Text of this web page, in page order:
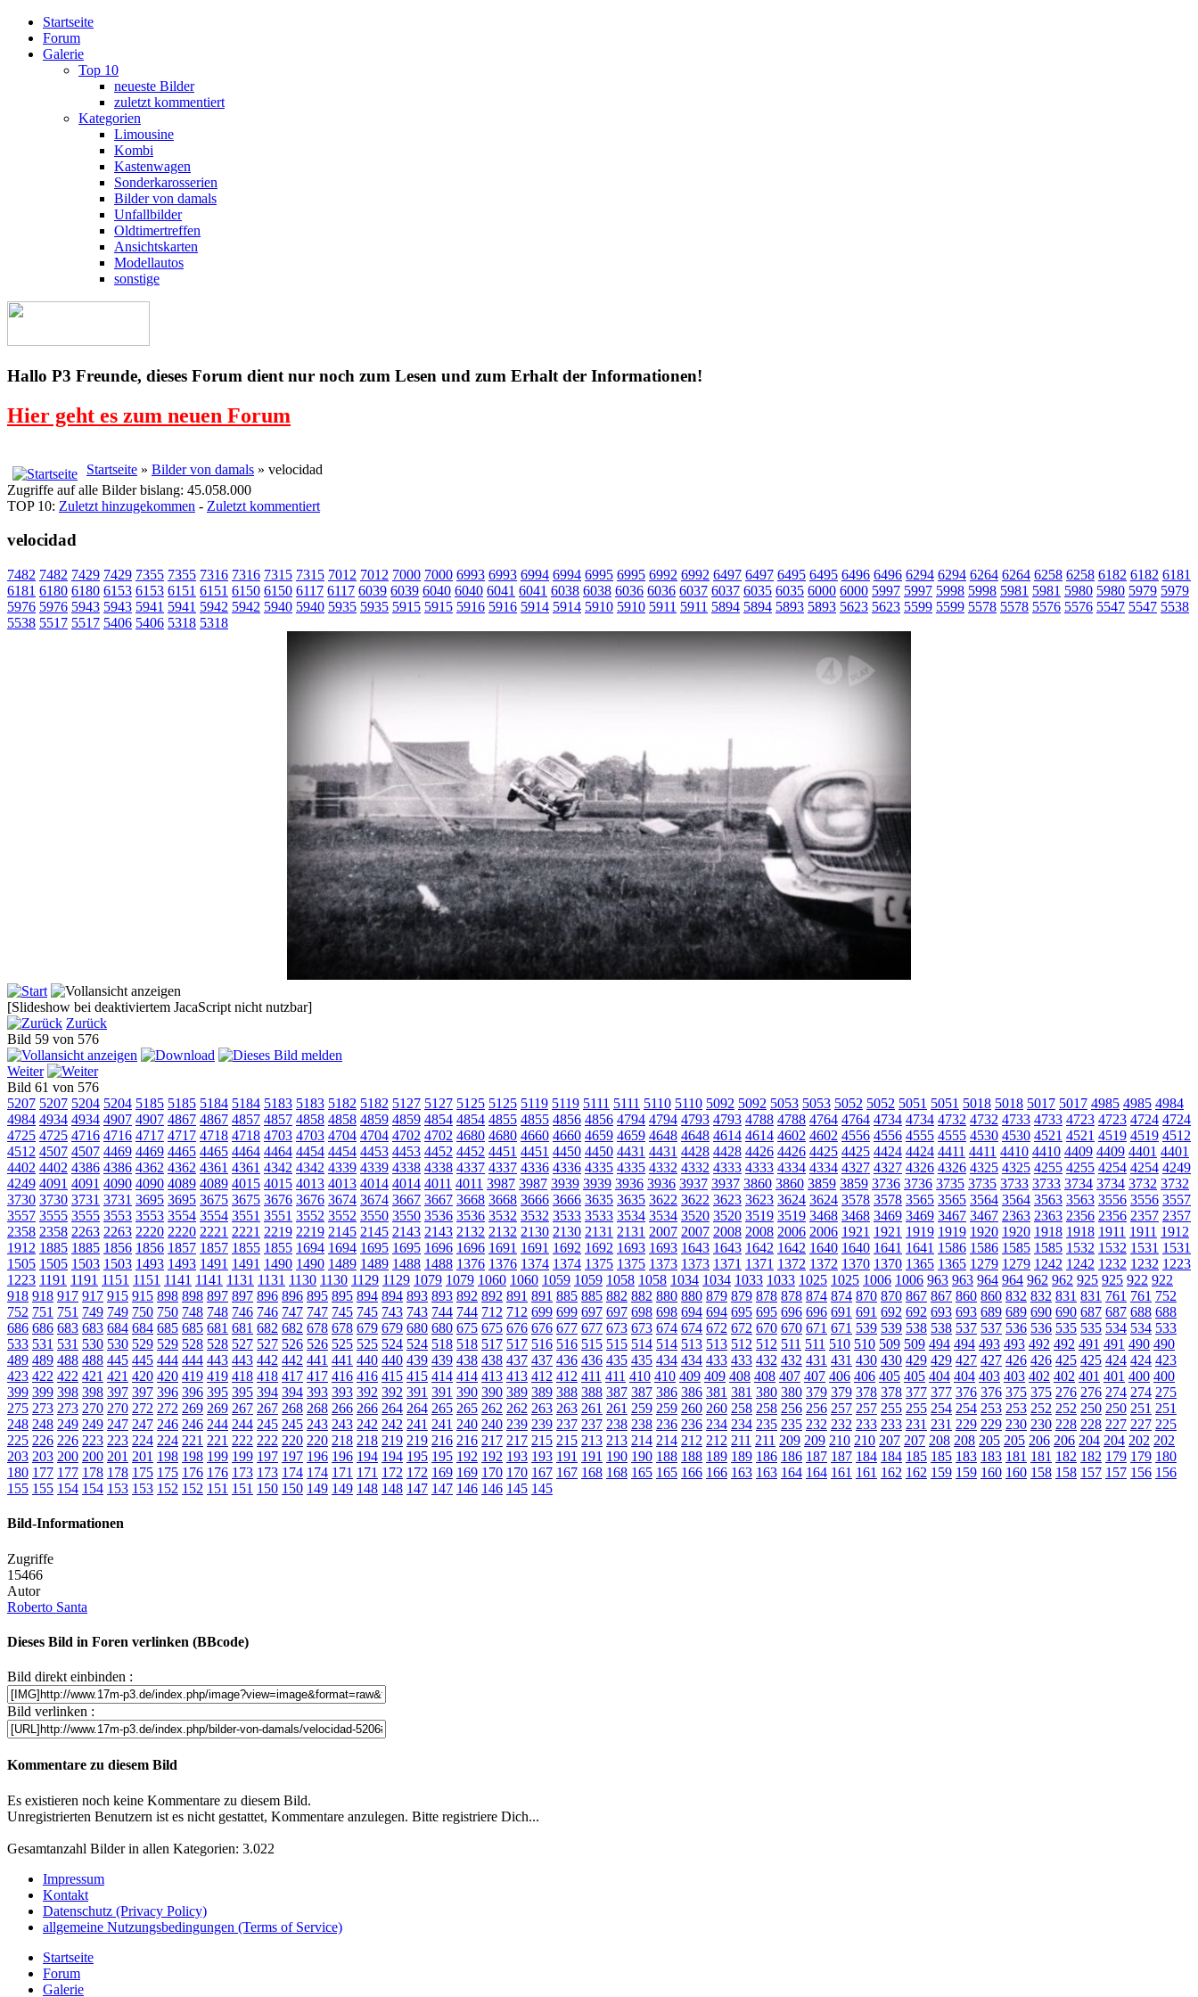
Startseite
Forum
Galerie
Top 10
neueste Bilder
zuletzt kommentiert
Kategorien
Limousine
Kombi
Kastenwagen
Sonderkarosserien
Bilder von damals
Unfallbilder
Oldtimertreffen
Ansichtskarten
Modellautos
sonstige
Hallo P3 Freunde, dieses Forum dient nur noch zum Lesen und zum Erhalt der Informationen!
Hier geht es zum neuen Forum
Startseite » Bilder von damals » velocidad
Zugriffe auf alle Bilder bislang: 45.058.000
TOP 10: Zuletzt hinzugekommen - Zuletzt kommentiert
velocidad
7482 7482 7429 7429 7355 7355 7316 7316 7315 7315 7012 7012 7000 7000 6993 6993 6994 6994 6995 6995 6992 6992 6497 6497 6495 6495 6496 6496 6294 6294 6264 6264 6258 6258 6182 6182 6181
6181 6180 6180 6153 6153 6151 6151 6150 6150 6117 6117 6039 6039 6040 6040 6041 6041 6038 6038 6036 6036 6037 6037 6035 6035 6000 6000 5997 5997 5998 5998 5981 5981 5980 5980 5979 5979
5976 5976 5943 5943 5941 5941 5942 5942 5940 5940 5935 5935 5915 5915 5916 5916 5914 5914 5910 5910 5911 5911 5894 5894 5893 5893 5623 5623 5599 5599 5578 5578 5576 5576 5547 5547 5538
5538 5517 5517 5406 5406 5318 5318
[Slideshow bei deaktiviertem JacaScript nicht nutzbar]
Zurück
Bild 59 von 576
Weiter
Bild 61 von 576
5207 5207 5204 5204 5185 5185 5184 5184 5183 5183 5182 5182 5127 5127 5125 5125 5119 5119 5111 5111 5110 5110 5092 5092 5053 5053 5052 5052 5051 5051 5018 5018 5017 5017 4985 4985 4984
4984 4934 4934 4907 4907 4867 4867 4857 4857 4858 4858 4859 4859 4854 4854 4855 4855 4856 4856 4794 4794 4793 4793 4788 4788 4764 4764 4734 4734 4732 4732 4733 4733 4723 4723 4724 4724
4725 4725 4716 4716 4717 4717 4718 4718 4703 4703 4704 4704 4702 4702 4680 4680 4660 4660 4659 4659 4648 4648 4614 4614 4602 4602 4556 4556 4555 4555 4530 4530 4521 4521 4519 4519 4512
4512 4507 4507 4469 4469 4465 4465 4464 4464 4454 4454 4453 4453 4452 4452 4451 4451 4450 4450 4431 4431 4428 4428 4426 4426 4425 4425 4424 4424 4411 4411 4410 4410 4409 4409 4401 4401
4402 4402 4386 4386 4362 4362 4361 4361 4342 4342 4339 4339 4338 4338 4337 4337 4336 4336 4335 4335 4332 4332 4333 4333 4334 4334 4327 4327 4326 4326 4325 4325 4255 4255 4254 4254 4249
4249 4091 4091 4090 4090 4089 4089 4015 4015 4013 4013 4014 4014 4011 4011 3987 3987 3939 3939 3936 3936 3937 3937 3860 3860 3859 3859 3736 3736 3735 3735 3733 3733 3734 3734 3732 3732
3730 3730 3731 3731 3695 3695 3675 3675 3676 3676 3674 3674 3667 3667 3668 3668 3666 3666 3635 3635 3622 3622 3623 3623 3624 3624 3578 3578 3565 3565 3564 3564 3563 3563 3556 3556 3557
3557 3555 3555 3553 3553 3554 3554 3551 3551 3552 3552 3550 3550 3536 3536 3532 3532 3533 3533 3534 3534 3520 3520 3519 3519 3468 3468 3469 3469 3467 3467 2363 2363 2356 2356 2357 2357
2358 2358 2263 2263 2220 2220 2221 2221 2219 2219 2145 2145 2143 2143 2132 2132 2130 2130 2131 2131 2007 2007 2008 2008 2006 2006 1921 1921 1919 1919 1920 1920 1918 1918 1911 1911 1912
1912 1885 1885 1856 1856 1857 1857 1855 1855 1694 1694 1695 1695 1696 1696 1691 1691 1692 1692 1693 1693 1643 1643 1642 1642 1640 1640 1641 1641 1586 1586 1585 1585 1532 1532 1531 1531
1505 1505 1503 1503 1493 1493 1491 1491 1490 1490 1489 1489 1488 1488 1376 1376 1374 1374 1375 1375 1373 1373 1371 1371 1372 1372 1370 1370 1365 1365 1279 1279 1242 1242 1232 1232 1223
1223 1191 1191 1151 1151 1141 1141 1131 1131 1130 1130 1129 1129 1079 1079 1060 1060 1059 1059 1058 1058 1034 1034 1033 1033 1025 1025 1006 1006 963 963 964 964 962 962 925 925 922 922
918 918 917 917 915 915 898 898 897 897 896 896 895 895 894 894 893 893 892 892 891 891 885 885 882 882 880 880 879 879 878 878 874 874 870 870 867 867 860 860 832 832 831 831 761 761 752
752 751 751 749 749 750 750 748 748 746 746 747 747 745 745 743 743 744 744 712 712 699 699 697 697 698 698 694 694 695 695 696 696 691 691 692 692 693 693 689 689 690 690 687 687 688 688
686 686 683 683 684 684 685 685 681 681 682 682 678 678 679 679 680 680 675 675 676 676 677 677 673 673 674 674 672 672 670 670 671 671 539 539 538 538 537 537 536 536 535 535 534 534 533
533 531 531 530 530 529 529 528 528 527 527 526 526 525 525 524 524 518 518 517 517 516 516 515 515 514 514 513 513 512 512 511 511 510 510 509 509 494 494 493 493 492 492 491 491 490 490
489 489 488 488 445 445 444 444 443 443 442 442 441 441 440 440 439 439 438 438 437 437 436 436 435 435 434 434 433 433 432 432 431 431 430 430 429 429 427 427 426 426 425 425 424 424 423
423 422 422 421 421 420 420 419 419 418 418 417 417 416 416 415 415 414 414 413 413 412 412 411 411 410 410 409 409 408 408 407 407 406 406 405 405 404 404 403 403 402 402 401 401 400 400
399 399 398 398 397 397 396 396 395 395 394 394 393 393 392 392 391 391 390 390 389 389 388 388 387 387 386 386 381 381 380 380 379 379 378 378 377 377 376 376 375 375 276 276 274 274 275
275 273 273 270 270 272 272 269 269 267 267 268 268 266 266 264 264 265 265 262 262 263 263 261 261 259 259 260 260 258 258 256 256 257 257 255 255 254 254 253 253 252 252 250 250 251 251
248 248 249 249 247 247 246 246 244 244 245 245 243 243 242 242 241 241 240 240 239 239 237 237 238 238 236 236 234 234 235 235 232 232 233 233 231 231 229 229 230 230 228 228 227 227 225
225 226 226 223 223 224 224 221 221 222 222 220 220 218 218 219 219 216 216 217 217 215 215 213 213 214 214 212 212 211 211 209 209 210 210 207 207 208 208 205 205 206 206 204 204 202 202
203 203 200 200 201 201 198 198 199 199 197 197 196 196 194 194 195 195 192 192 193 193 191 191 190 190 188 188 189 189 186 186 187 187 184 184 185 185 183 183 181 181 182 182 179 179 180
180 177 177 178 178 175 175 176 176 173 173 174 174 171 171 172 172 169 169 170 170 167 167 168 168 165 165 166 166 163 163 164 164 161 161 162 162 159 159 160 160 158 158 157 157 156 156
155 155 154 154 153 153 152 152 151 151 150 150 149 149 148 148 147 147 146 146 145 145
Bild-Informationen
Zugriffe
15466
Autor
Roberto Santa
Dieses Bild in Foren verlinken (BBcode)
Bild direkt einbinden :
Bild verlinken :
Kommentare zu diesem Bild
Es existieren noch keine Kommentare zu diesem Bild.
Unregistrierten Benutzern ist es nicht gestattet, Kommentare anzulegen. Bitte registriere Dich...
Gesamtanzahl Bilder in allen Kategorien: 3.022
Impressum
Kontakt
Datenschutz (Privacy Policy)
allgemeine Nutzungsbedingungen (Terms of Service)
Startseite
Forum
Galerie